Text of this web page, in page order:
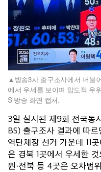
방송3사 출구조사에서 더불
에서 우세를 보이며 압도적 우
S 방송 화면 캡처.
3일 실시된 제9회 전국동
BS) 출구조사 결과에 따
역단체장 선거 가운데 11
은 경북 1곳에서 우세한
원·전북 등 4곳은 오차범